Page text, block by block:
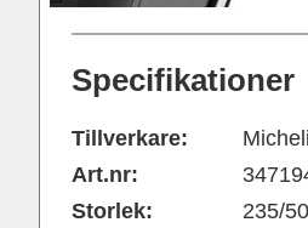
Specifikationer
Tillverkare:
Art.nr:
Storlek:
235/